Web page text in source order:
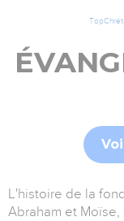
L'histoire de la
Abraham et